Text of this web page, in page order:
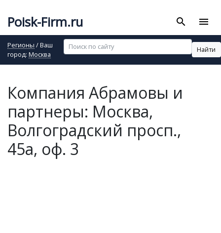
Poisk-Firm.ru search menu
Регионы / Ваш
город: Москва
Найти
Компания Абрамовы и
партнеры: Москва,
Волгоградский просп.,
45а, оф. 3